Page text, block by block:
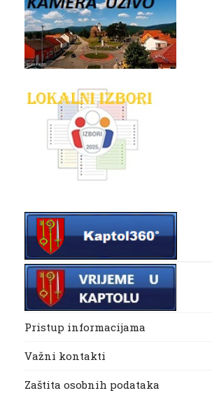
Pristup informacijama
Važni kontakti
Zaštita osobnih podataka